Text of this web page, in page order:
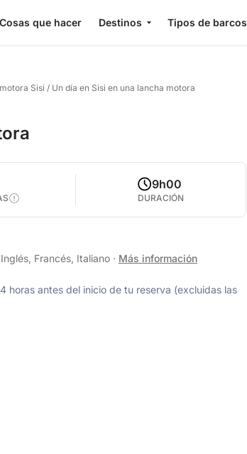
Cosas que hacer Destinos Tipos de barcos
Sisi / Un día en Sisi en una lancha motora
9h00
DURACIÓN
Francés, Italiano · Más información
horas antes del inicio de tu reserva (excluidas las